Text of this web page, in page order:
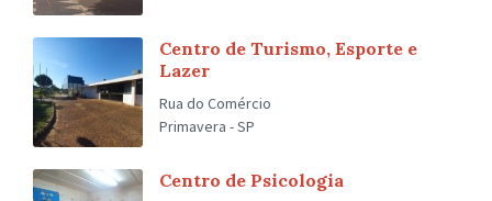
Centro de Turismo, Esporte e
Lazer
Rua do Comércio
Primavera - SP
Centro de Psicologia